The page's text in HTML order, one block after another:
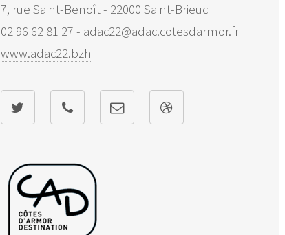
7, rue Saint-Benoît - 22000 Saint-Brieuc
02 96 62 81 27 - adac22@adac.cotesdarmor.fr
www.adac22.bzh